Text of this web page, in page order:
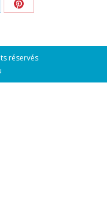
Partager
Pinterest
réservés